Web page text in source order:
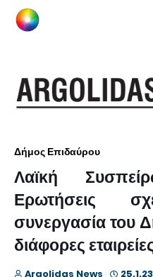
Δήμος Επιδαύρου
Λαϊκή
Ερωτήσεις
συνεργασία του
διάφορες
Argolidas News 25.1.23